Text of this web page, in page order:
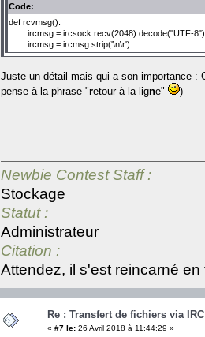
Code:
def rcvmsg():
ircmsg = ircsock.recv(2048).decode("UTF-8")
ircmsg = ircmsg.strip('\n\r')
Juste un détail mais qui a son importance :
pense à la phrase "retour à la ligne" )
Newbie Contest Staff :
Stockage
Statut :
Administrateur
Citation :
Attendez, il s'est reincarné en
Re : Transfert de fichiers via
« #7 le: 26 Avril 2018 à 11:44:29 »